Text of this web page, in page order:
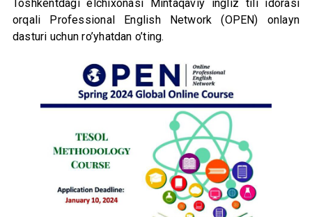
Toshkentdagi elchixonasi Mintaqaviy ingliz tili idorasi
orqali Professional English Network (OPEN) onlayn
dasturi uchun ro’yhatdan o’ting.